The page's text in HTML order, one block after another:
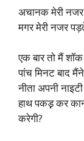
अचानक मेरी नजर
मगर मेरी नजर
एक बार तो मैं
पांच मिनट बाद
नीता अपनी
हाथ पकड़़ कर
करेगी?